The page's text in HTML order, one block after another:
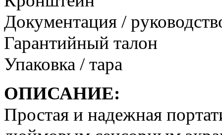
Документация /
Гарантийный талон
Упаковка / тара
ОПИСАНИЕ:
Простая и надежная